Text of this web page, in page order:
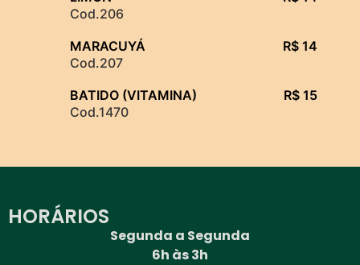
Cod.206
MARACUYÁ
R$ 14
Cod.207
BATIDO (VITAMINA)
R$ 15
Cod.1470
HORÁRIOS
Segunda a Segunda
6h às 3h